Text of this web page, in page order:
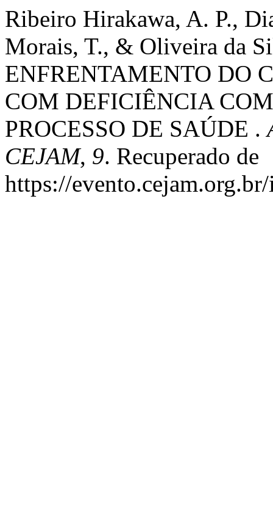
Ribeiro Hirakawa, A. P.,
Morais, T., & Oliveira da
ENFRENTAMENTO DO
COM DEFICIÊNCIA
PROCESSO DE SAÚDE .
CEJAM, 9. Recuperado de
https://